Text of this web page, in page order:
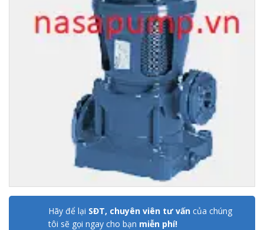
Hãy để lại SĐT, chuyên viên tư vấn của chúng
tôi sẽ gọi ngay cho bạn miễn phí!